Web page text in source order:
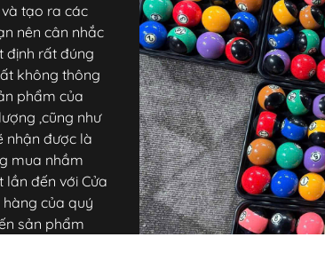
tạo ra các
nên cân nhắc
định rất đúng
không thông
phẩm của
,cũng như
nhận được là
mua nhầm
lần đến với Cửa
của quý
sản phẩm